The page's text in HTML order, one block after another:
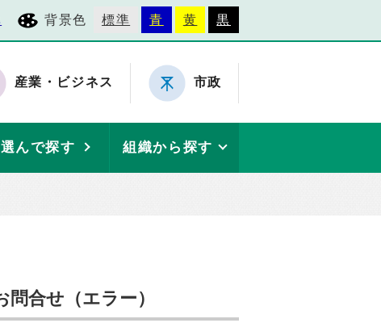
背景色 標準 青 黄 黒
産業・ビジネス 市政
選んで探す 組織から探す
合せ（エラー）